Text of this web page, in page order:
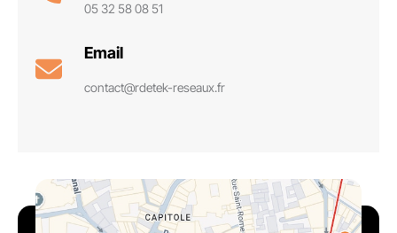
05 32 58 08 51
Email
contact@rdetek-reseaux.fr